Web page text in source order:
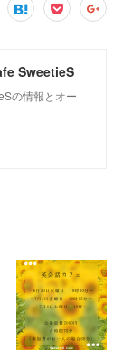
SweetieS
の情報とオー